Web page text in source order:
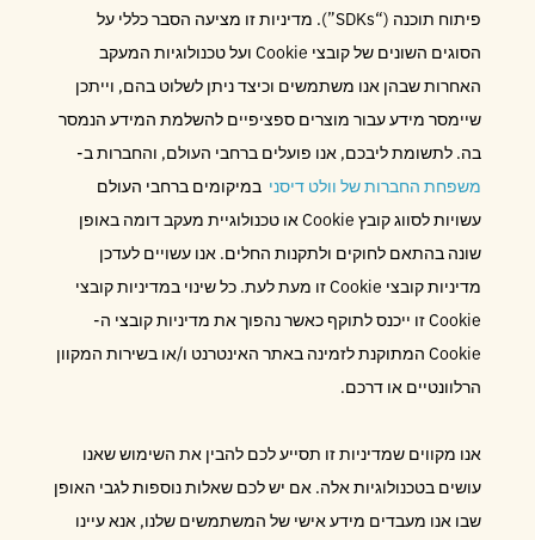
פיתוח תוכנה (“SDKs”). מדיניות זו מציעה הסבר כללי על
הסוגים השונים של קובצי Cookie ועל טכנולוגיות המעקב
האחרות שבהן אנו משתמשים וכיצד ניתן לשלוט בהם, וייתכן
שיימסר מידע עבור מוצרים ספציפיים להשלמת המידע הנמסר
בה. לתשומת ליבכם, אנו פועלים ברחבי העולם, והחברות ב-
משפחת החברות של וולט דיסני במיקומים ברחבי העולם
עשויות לסווג קובץ Cookie או טכנולוגיית מעקב דומה באופן
שונה בהתאם לחוקים ולתקנות החלים. אנו עשויים לעדכן
מדיניות קובצי Cookie זו מעת לעת. כל שינוי במדיניות קובצי
Cookie זו ייכנס לתוקף כאשר נהפוך את מדיניות קובצי ה-
Cookie המתוקנת לזמינה באתר האינטרנט ו/או בשירות המקוון
הרלוונטיים או דרכם.
אנו מקווים שמדיניות זו תסייע לכם להבין את השימוש שאנו
עושים בטכנולוגיות אלה. אם יש לכם שאלות נוספות לגבי האופן
שבו אנו מעבדים מידע אישי של המשתמשים שלנו, אנא עיינו